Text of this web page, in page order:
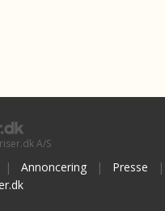
A/S
| Annoncering | Presse
|